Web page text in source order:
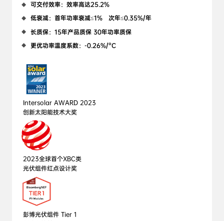
可交付效率：效率高达25.2%
低衰减：首年功率衰减≤1%   次年≤0.35%/年
长质保：15年产品质保 30年功率质保
更优功率温度系数：-0.26%/°C
Intersolar AWARD 2023
创新太阳能技术大奖
2023全球首个XBC类
光伏组件红点设计奖
彭博光伏组件 Tier 1